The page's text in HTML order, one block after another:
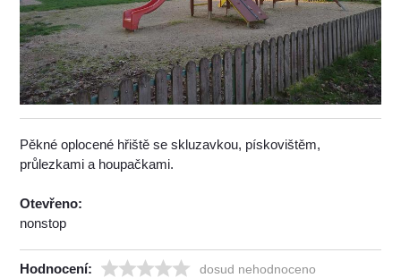
Pěkné oplocené hřiště se skluzavkou, pískovištěm,
průlezkami a houpačkami.
Otevřeno:
nonstop
Hodnocení: dosud nehodnoceno